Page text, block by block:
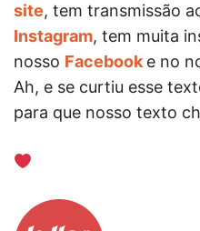
site, tem transmissão
Instagram, tem muita
nosso Facebooke no
Ah, e se curtiu esse
para que nosso texto